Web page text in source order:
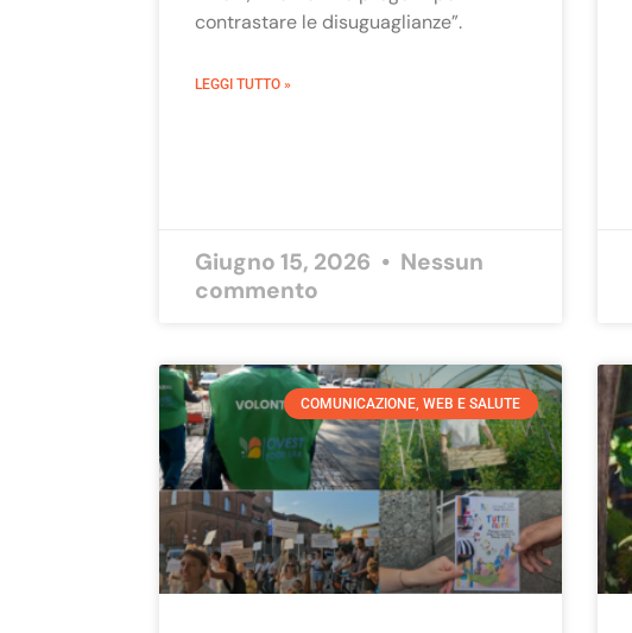
contrastare le disuguaglianze”.
LEGGI TUTTO »
Giugno 15, 2026
Nessun
commento
COMUNICAZIONE, WEB E SALUTE